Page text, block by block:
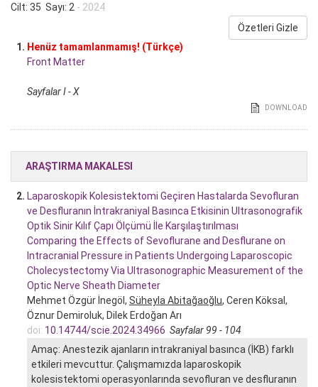
Cilt: 35 Sayı: 2 - 2024
Özetleri Gizle
1. Henüz tamamlanmamış! (Türkçe)
Front Matter
Sayfalar I - X
DOWNLOAD
ARAŞTIRMA MAKALESI
2. Laparoskopik Kolesistektomi Geçiren Hastalarda Sevofluran
ve Desfluranın İntrakraniyal Basınca Etkisinin Ultrasonografik
Optik Sinir Kılıf Çapı Ölçümü İle Karşılaştırılması
Comparing the Effects of Sevoflurane and Desflurane on
Intracranial Pressure in Patients Undergoing Laparoscopic
Cholecystectomy Via Ultrasonographic Measurement of the
Optic Nerve Sheath Diameter
Mehmet Özgür İnegöl, Süheyla Abitağaoğlu, Ceren Köksal,
Öznur Demiroluk, Dilek Erdoğan Arı
doi: 10.14744/scie.2024.34966 Sayfalar 99 - 104
Amaç: Anestezik ajanların intrakraniyal basınca (İKB) farklı
etkileri mevcuttur. Çalışmamızda laparoskopik
kolesistektomi operasyonlarında sevofluran ve desfluranın